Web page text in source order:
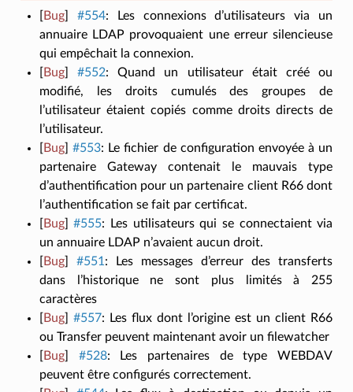
Bug] #554: Les connexions d’utilisateurs via un
annuaire LDAP provoquaient une erreur silencieuse
qui empêchait la connexion.
Bug] #552: Quand un utilisateur était créé ou
modifié, les droits cumulés des groupes de
l’utilisateur étaient copiés comme droits directs de
l’utilisateur.
Bug] #553: Le fichier de configuration envoyée à un
partenaire Gateway contenait le mauvais type
d’authentification pour un partenaire client R66 dont
l’authentification se fait par certificat.
Bug] #555: Les utilisateurs qui se connectaient via
un annuaire LDAP n’avaient aucun droit.
Bug] #551: Les messages d’erreur des transferts
dans l’historique ne sont plus limités à 255
caractères
Bug] #557: Les flux dont l’origine est un client R66
ou Transfer peuvent maintenant avoir un filewatcher
Bug] #528: Les partenaires de type WEBDAV
peuvent être configurés correctement.